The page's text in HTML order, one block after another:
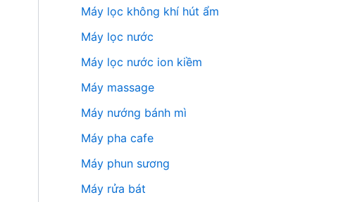
Máy lọc không khí hút ẩm
Máy lọc nước
Máy lọc nước ion kiềm
Máy massage
Máy nướng bánh mì
Máy pha cafe
Máy phun sương
Máy rửa bát